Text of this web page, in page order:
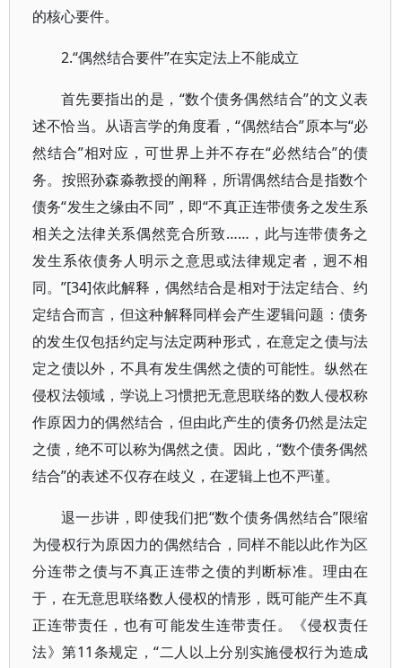
的核心要件。
2.“偶然结合要件”在实定法上不能成立
首先要指出的是，“数个债务偶然结合”的文义表
述不恰当。从语言学的角度看，“偶然结合”原本与“必
然结合”相对应，可世界上并不存在“必然结合”的债
务。按照孙森淼教授的阐释，所谓偶然结合是指数个
债务“发生之缘由不同”，即“不真正连带债务之发生系
相关之法律关系偶然竞合所致……，此与连带债务之
发生系依债务人明示之意思或法律规定者，迥不相
同。”[34]依此解释，偶然结合是相对于法定结合、约
定结合而言，但这种解释同样会产生逻辑问题：债务
的发生仅包括约定与法定两种形式，在意定之债与法
定之债以外，不具有发生偶然之债的可能性。纵然在
侵权法领域，学说上习惯把无意思联络的数人侵权称
作原因力的偶然结合，但由此产生的债务仍然是法定
之债，绝不可以称为偶然之债。因此，“数个债务偶然
结合”的表述不仅存在歧义，在逻辑上也不严谨。
退一步讲，即使我们把“数个债务偶然结合”限缩
为侵权行为原因力的偶然结合，同样不能以此作为区
分连带之债与不真正连带之债的判断标准。理由在
于，在无意思联络数人侵权的情形，既可能产生不真
正连带责任，也有可能发生连带责任。《侵权责任
法》第11条规定，“二人以上分别实施侵权行为造成